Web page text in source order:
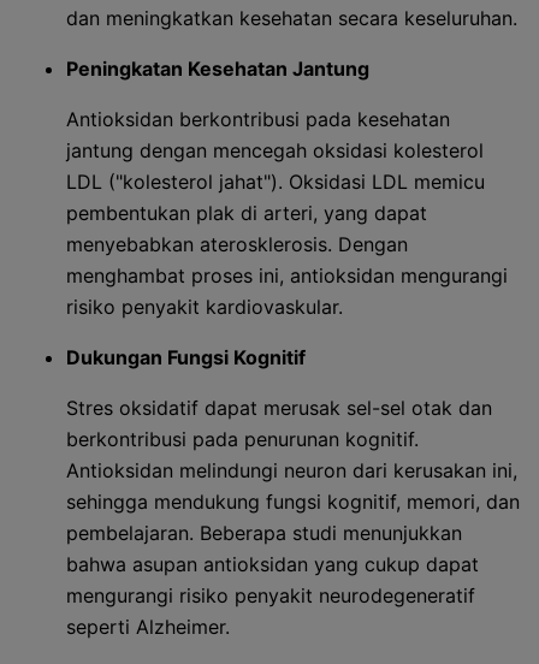
dan meningkatkan kesehatan secara keseluruhan.
Peningkatan Kesehatan Jantung
Antioksidan berkontribusi pada kesehatan
jantung dengan mencegah oksidasi kolesterol
LDL ("kolesterol jahat"). Oksidasi LDL memicu
pembentukan plak di arteri, yang dapat
menyebabkan aterosklerosis. Dengan
menghambat proses ini, antioksidan mengurangi
risiko penyakit kardiovaskular.
Dukungan Fungsi Kognitif
Stres oksidatif dapat merusak sel-sel otak dan
berkontribusi pada penurunan kognitif.
Antioksidan melindungi neuron dari kerusakan ini,
sehingga mendukung fungsi kognitif, memori, dan
pembelajaran. Beberapa studi menunjukkan
bahwa asupan antioksidan yang cukup dapat
mengurangi risiko penyakit neurodegeneratif
seperti Alzheimer.